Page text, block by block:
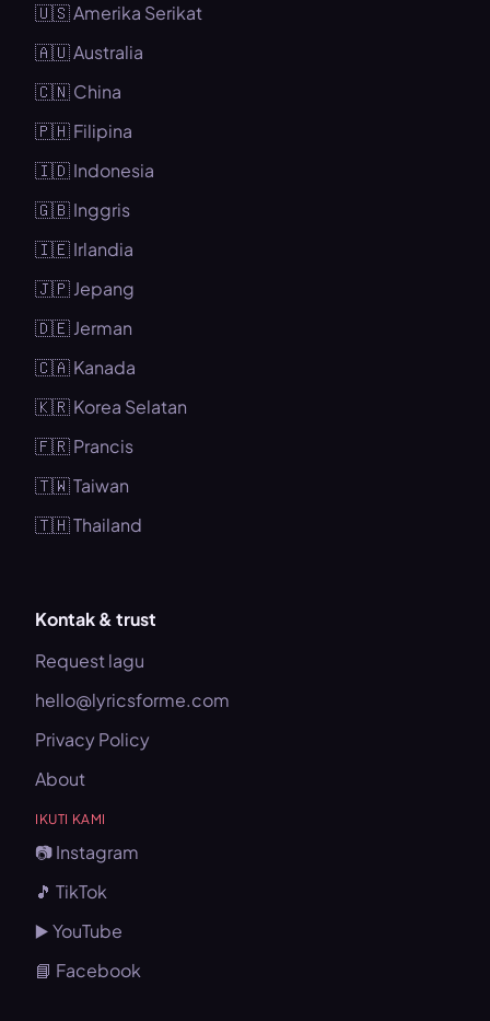
🇺🇸 Amerika Serikat
🇦🇺 Australia
🇨🇳 China
🇵🇭 Filipina
🇮🇩 Indonesia
🇬🇧 Inggris
🇮🇪 Irlandia
🇯🇵 Jepang
🇩🇪 Jerman
🇨🇦 Kanada
🇰🇷 Korea Selatan
🇫🇷 Prancis
🇹🇼 Taiwan
🇹🇭 Thailand
Kontak & trust
Request lagu
hello@lyricsforme.com
Privacy Policy
About
IKUTI KAMI
📷 Instagram
🎵 TikTok
▶️ YouTube
📘 Facebook